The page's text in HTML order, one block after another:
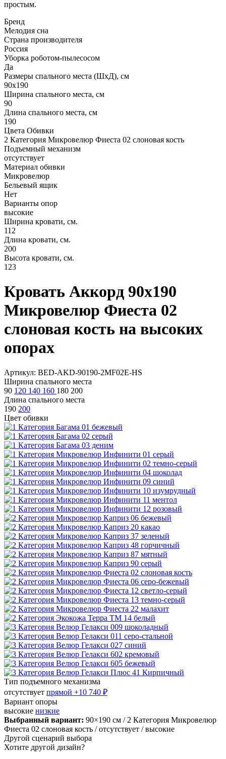
простым.
Бренд
Мелодия сна
Страна производителя
Россия
Уборка роботом-пылесосом
Да
Размеры спального места (ШхД), см
90х190
Ширина спального места, см
90
Длина спального места, см
190
Цвета Обивки
2 Категория Микровелюр Фиеста 02 слоновая кость
Подъемный механизм
отсутствует
Материал обивки
Микровелюр
Бельевый ящик
Нет
Варианты опор
высокие
Ширина кровати, см.
112
Длина кровати, см.
200
Высота кровати, см.
123
Кровать Аккорд 90х190
Микровелюр Фиеста 02
слоновая кость на высоких
опорах
Артикул: BED-AKD-90190-2MF02E-HS
Ширина спального места
90 120 140 160 180 200
Длина спального места
190 200
Цвет обивки
Тип подъемного механизма
отсутствует прямой +10 740 ₽
Вариант опоры
высокие низкие
Выбранный вариант: 90×190 см / 2 Категория Микровелюр
Фиеста 02 слоновая кость / отсутствует / высокие
Другой сценарий выбора
Хотите другой дизайн?